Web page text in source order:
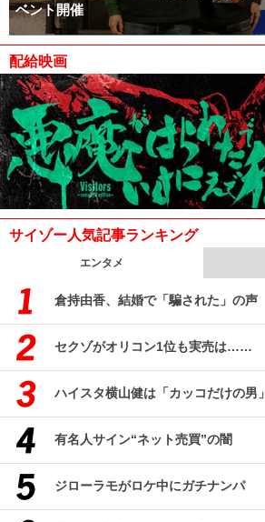
ベント開催
配給映画
サイゾー人気記事ランキング
エンタメ
倉持由香、結婚で「騙された」の声
セクゾがオリコン1位も実売は……
ハイスタ横山健は「カッコだけの男」
有名人サイン“ネット売買”の闇
ジローラモがロケ中にガチナンパ